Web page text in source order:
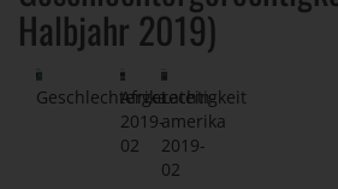
Halbjahr 2019)
Geschlechtergerechtigkeit
Afrika
2019-
02
Latein-
amerika
2019-
02